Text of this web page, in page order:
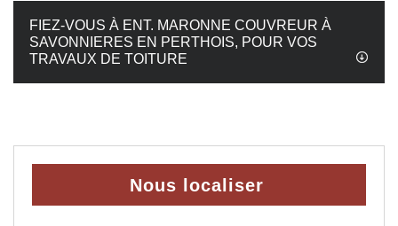
FIEZ-VOUS À ENT. MARONNE COUVREUR À
SAVONNIERES EN PERTHOIS, POUR VOS
TRAVAUX DE TOITURE
Nous localiser